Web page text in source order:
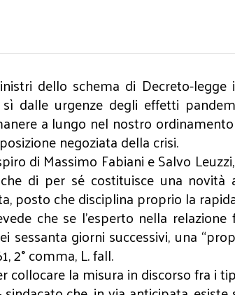
dello schema di Decreto-
dalle urgenze degli effetti
a lungo nel nostro
negoziata della crisi.
di Massimo Fabiani e Salvo
di per sé costituisce una
posto che disciplina proprio la
che se l’esperto nella
sessanta giorni successivi, una
2° comma, L. fall.
la misura in discorso fra i